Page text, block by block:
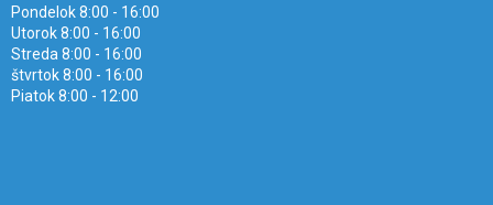
Pondelok 8:00 - 16:00
Utorok 8:00 - 16:00
Streda 8:00 - 16:00
štvrtok 8:00 - 16:00
Piatok 8:00 - 12:00